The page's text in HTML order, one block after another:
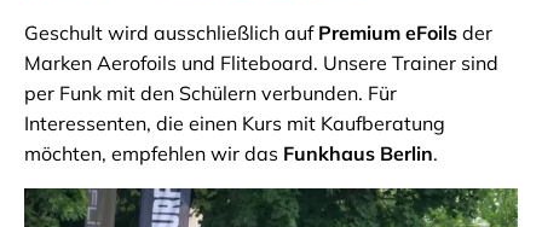
Geschult wird ausschließlich auf Premium eFoils der
Marken Aerofoils und Fliteboard. Unsere Trainer sind
per Funk mit den Schülern verbunden. Für
Interessenten, die einen Kurs mit Kaufberatung
möchten, empfehlen wir das Funkhaus Berlin.